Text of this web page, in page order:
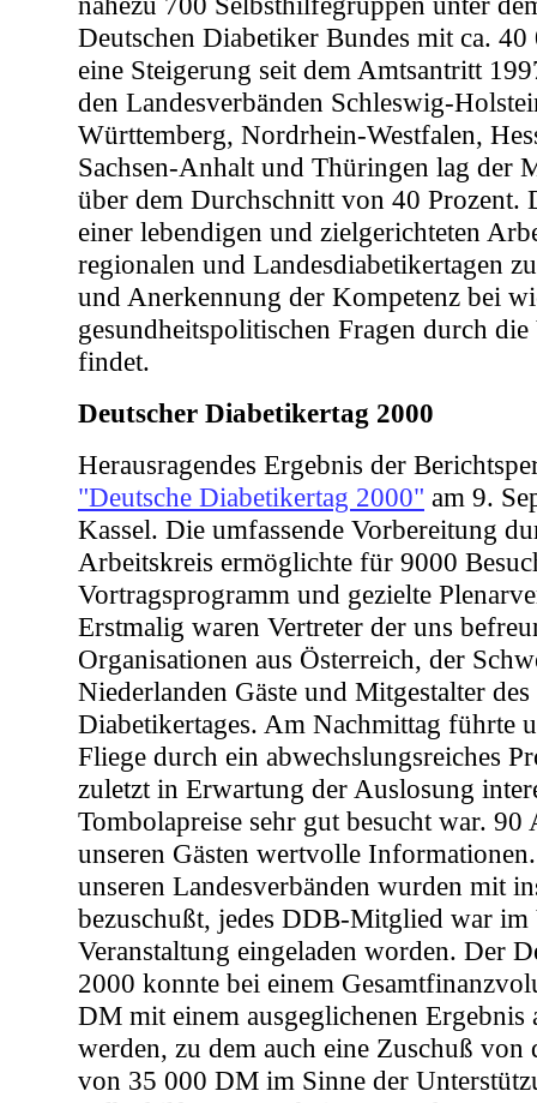
Deutschen Diabetiker Bundes mit ca.
eine Steigerung seit dem Amtsantritt
den Landesverbänden Schleswig-
Württemberg, Nordrhein-Westfalen,
Sachsen-Anhalt und Thüringen lag der
über dem Durchschnitt von 40 Prozent.
einer lebendigen und zielgerichteten
regionalen und Landesdiabetikertagen
und Anerkennung der Kompetenz bei
gesundheitspolitischen Fragen durch
findet.
Deutscher Diabetikertag 2000
Herausragendes Ergebnis der
"Deutsche Diabetikertag 2000" am 9.
Kassel. Die umfassende Vorbereitung
Arbeitskreis ermöglichte für 9000
Vortragsprogramm und gezielte
Erstmalig waren Vertreter der uns
Organisationen aus Österreich, der
Niederlanden Gäste und Mitgestalter
Diabetikertages. Am Nachmittag führte
Fliege durch ein abwechslungsreiches
zuletzt in Erwartung der Auslosung
Tombolapreise sehr gut besucht war. 90
unseren Gästen wertvolle
unseren Landesverbänden wurden mit
bezuschußt, jedes DDB-Mitglied war
Veranstaltung eingeladen worden. Der
2000 konnte bei einem
DM mit einem ausgeglichenen Ergebnis
werden, zu dem auch eine Zuschuß
von 35 000 DM im Sinne der